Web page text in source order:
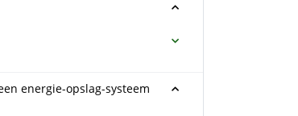
energie-opslag-systeem